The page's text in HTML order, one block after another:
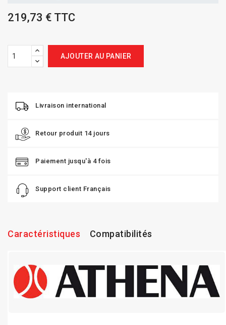
219,73 € TTC
AJOUTER AU PANIER
Livraison international
Retour produit 14 jours
Paiement jusqu'à 4 fois
Support client Français
Caractéristiques Compatibilités